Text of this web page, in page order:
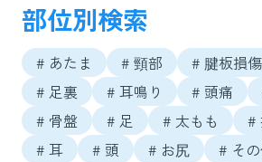
部位別検索
# あたま # 頸部 # 腱板損傷
# 足裏
# 耳鳴り # 頭痛
# 骨盤
# 足 # 太もも #
# 耳
# 頭 # お尻
# そ